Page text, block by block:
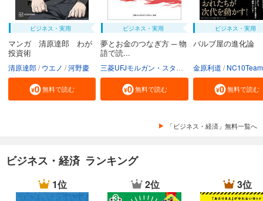
ビジネス・実用
マンガ 清原達郎 わが
投資術
清原達郎 ウエノ 河野慶
無料で読む
ビジネス・実用
夢とお金のつなぎ方 ─ 物
語で読...
無料で読む
ビジネス・実用
バルブ屋の進化論
金原利道 NC10Team
無料で読む
「ビジネス・経済」無料一覧へ
ビジネス・経済 ランキング
1位 2位 3位